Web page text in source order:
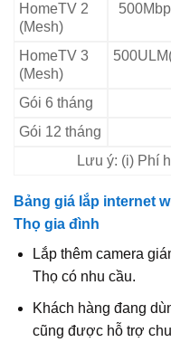
HomeTV 2
(Mesh)
HomeTV 3
(Mesh)
Gói 6 tháng
Gói 12 tháng
Lưu ý: (i) Phí
Bảng giá lắp internet
Thọ gia đình
Lắp thêm camera
Thọ có nhu cầu.
Khách hàng đang
cũng được hỗ trợ